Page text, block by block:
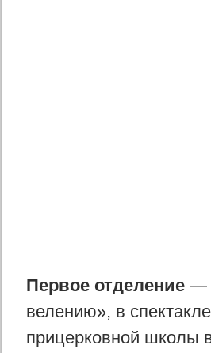
Первое отделение—
велению», в
прицерковной школы